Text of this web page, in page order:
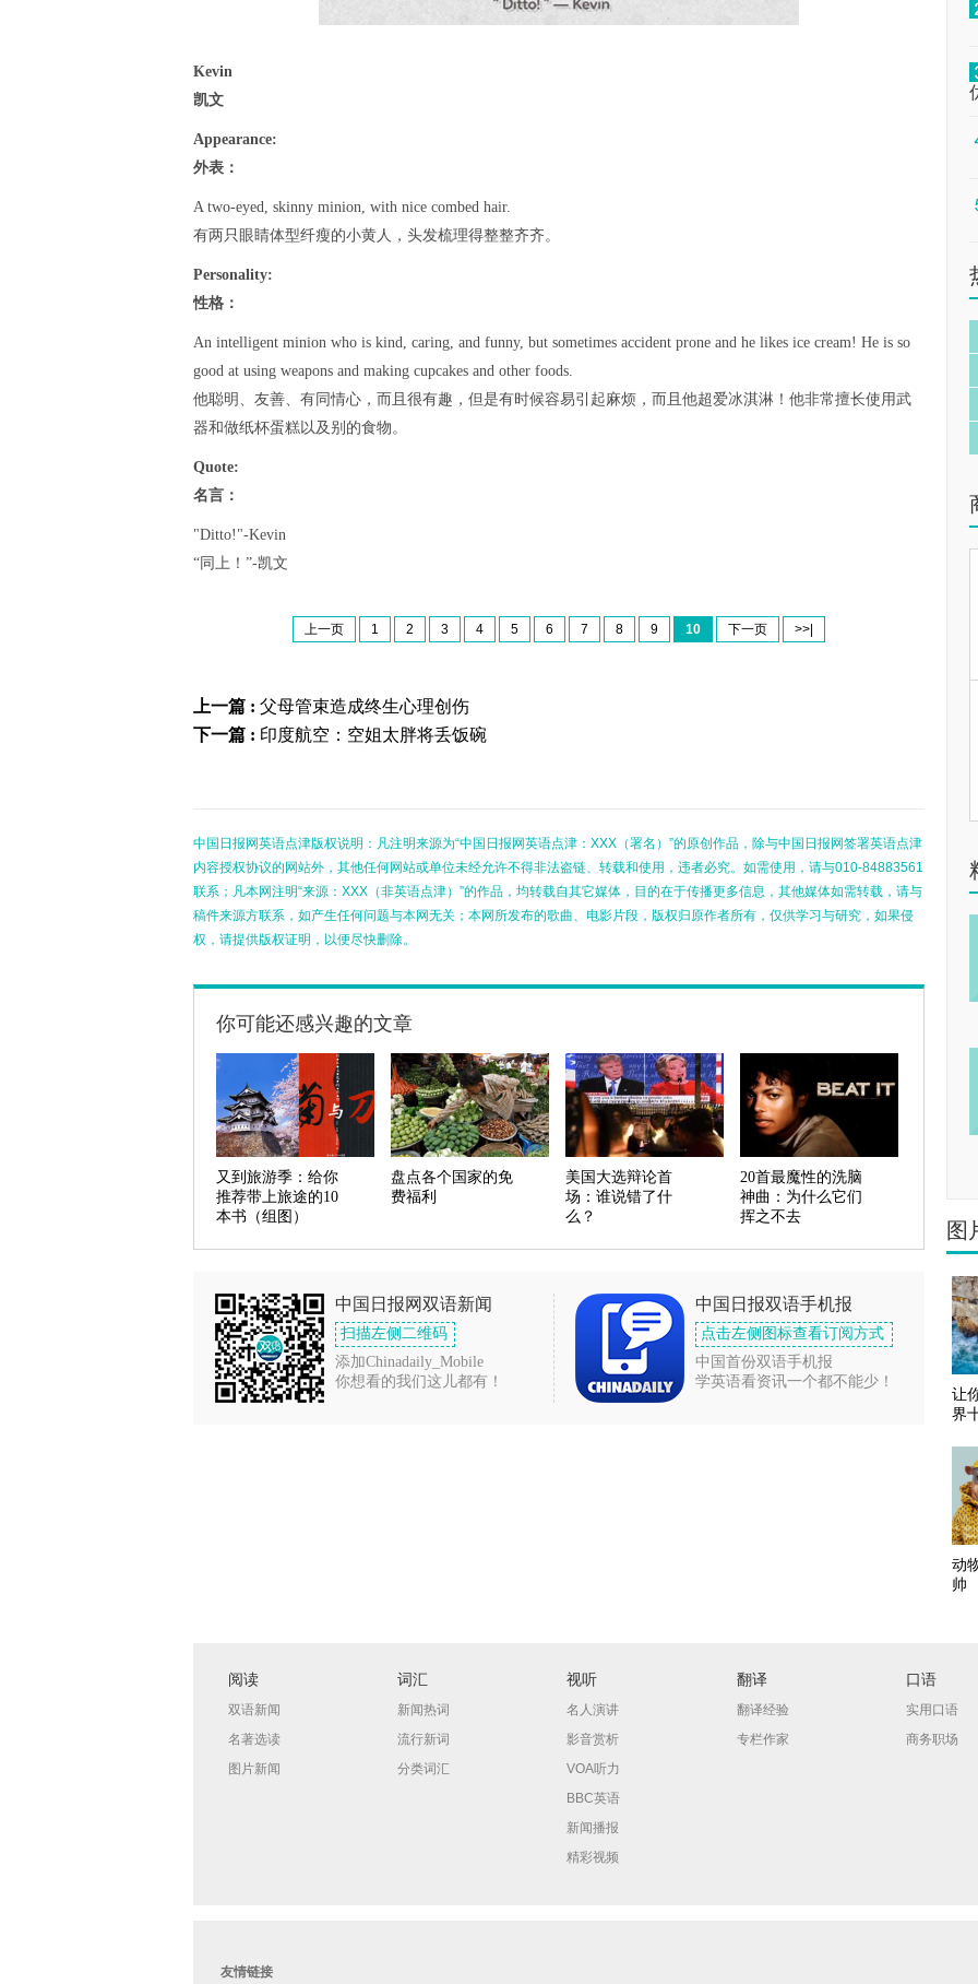
Kevin
凯文
Appearance:
外表：
A two-eyed, skinny minion, with nice combed hair.
有两只眼睛体型纤瘦的小黄人，头发梳理得整整齐齐。
Personality:
性格：
An intelligent minion who is kind, caring, and funny, but sometimes accident prone and he likes ice cream! He is so
good at using weapons and making cupcakes and other foods.
他聪明、友善、有同情心，而且很有趣，但是有时候容易引起麻烦，而且他超爱冰淇淋！他非常擅长使用武
器和做纸杯蛋糕以及别的食物。
Quote:
名言：
"Ditto!"-Kevin
“同上！”-凯文
上一页 1 2 3 4 5 6 7 8 9 10 下一页 >>|
上一篇 : 父母管束造成终生心理创伤
下一篇 : 印度航空：空姐太胖将丢饭碗
中国日报网英语点津版权说明：凡注明来源为“中国日报网英语点津：XXX（署名）”的原创作品，除与中国日报网签署英语点津
内容授权协议的网站外，其他任何网站或单位未经允许不得非法盗链、转载和使用，违者必究。如需使用，请与010-84883561
联系；凡本网注明“来源：XXX（非英语点津）”的作品，均转载自其它媒体，目的在于传播更多信息，其他媒体如需转载，请与
稿件来源方联系，如产生任何问题与本网无关；本网所发布的歌曲、电影片段，版权归原作者所有，仅供学习与研究，如果侵
权，请提供版权证明，以便尽快删除。
你可能还感兴趣的文章
又到旅游季：给你
推荐带上旅途的10
本书（组图）
盘点各个国家的免
费福利
美国大选辩论首
场：谁说错了什
么？
20首最魔性的洗脑
神曲：为什么它们
挥之不去
中国日报网双语新闻
扫描左侧二维码
添加Chinadaily_Mobile
你想看的我们这儿都有！
中国日报双语手机报
点击左侧图标查看订阅方式
中国首份双语手机报
学英语看资讯一个都不能少！
图
让
界
动
帅
阅读
双语新闻
名著选读
图片新闻
词汇
新闻热词
流行新词
分类词汇
视听
名人演讲
影音赏析
VOA听力
BBC英语
新闻播报
精彩视频
翻译
翻译经验
专栏作家
口语
实用口语
商务职场